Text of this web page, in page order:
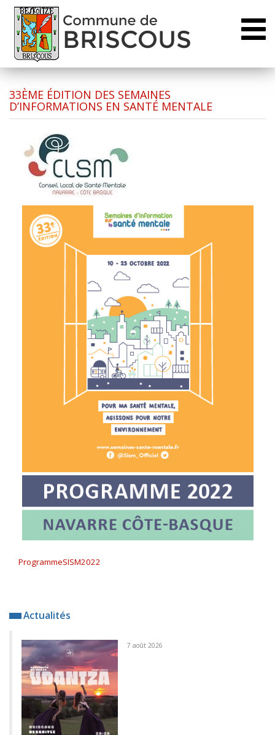
33ÈME ÉDITION DES SEMAINES
D’INFORMATIONS EN SANTÉ MENTALE
ProgrammeSISM2022
Actualités
7 août 2026